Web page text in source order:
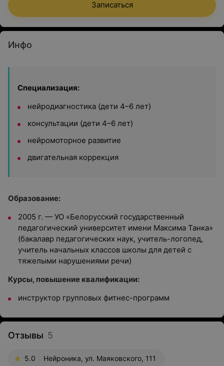
Записаться
Инфо
Специализация:
нейродиагностика (дети 4–6 лет)
консультации (дети 4–6 лет)
нейромоторное развитие
двигательная коррекция
Образование:
2005 г. — УО «Белорусский государственный
педагогический университет имени Максима Танка»
(бакалавр педагогических наук, учитель-логопед,
учитель начальных классов школы для детей с
тяжелыми нарушениями речи)
Курсы, повышение квалификации:
инструктор групповых фитнес-программ
Отзывы 5
5.0 Нейроника, ул. Маяковского, 111